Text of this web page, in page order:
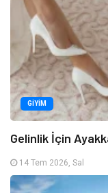
GIYIM
Gelinlik İçin
14 Tem 2026, Sal